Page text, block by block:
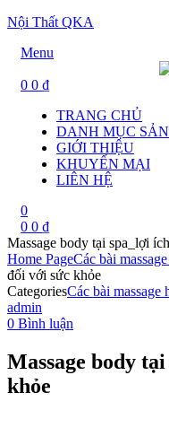
Nội Thất QKA
Menu
0 0 ₫
TRANG CHỦ
DANH MỤC
GIỚI THIỆU
KHUYẾN MẠI
LIÊN HỆ
0
0 0 ₫
Massage body tại spa_lợi
Home PageCác bài
đối với sức khỏe
CategoriesCác bài massage
admin
0 Bình luận
Massage body
khỏe